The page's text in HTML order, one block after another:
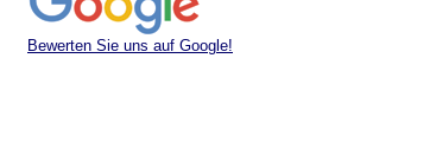
Bewerten Sie uns auf Google!